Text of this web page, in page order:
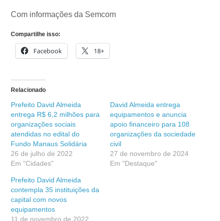
Com informações da Semcom
Compartilhe isso:
Facebook 18+
Relacionado
Prefeito David Almeida
entrega R$ 6,2 milhões para
organizações sociais
atendidas no edital do
Fundo Manaus Solidária
26 de julho de 2022
Em "Cidades"
David Almeida entrega
equipamentos e anuncia
apoio financeiro para 108
organizações da sociedade
civil
27 de novembro de 2024
Em "Destaque"
Prefeito David Almeida
contempla 35 instituições da
capital com novos
equipamentos
11 de novembro de 2022